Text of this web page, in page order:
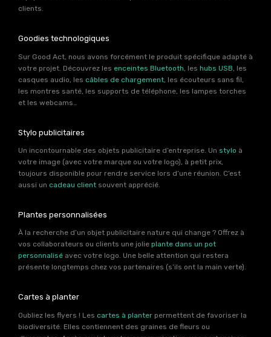
clients.
Goodies technologiques
Sur Good Act, nous avons forcément le produit spécifique adapté à
votre projet. Découvrez les enceintes Bluetooth , les hubs USB , les
casques audio, les câbles de chargement , les écouteurs sans fil,
les montres santé, les supports de téléphone, les lampes torches
et les webcams…
Stylo publicitaires
Un incontournable des objets publicitaire d’entreprise. Un stylo à
votre image (avec votre marque ou votre logo), à petit prix,
toujours disponible pour rendre service lors d’une réunion. C’est
aussi un cadeau client souvent apprécié.
Plantes personnalisées
À la recherche d’un objet publicitaire nature qui change ? Offrez à
vos collaborateurs ou clients une jolie plante dans un pot
personnalisé avec votre logo. Une belle attention qui restera
présente longtemps chez vos partenaires (s’ils ont la main verte).
Cartes à planter
Oubliez les flyers ! Les cartes à planter permettent de favoriser la
biodiversité. Elles contiennent des graines de fleurs ou